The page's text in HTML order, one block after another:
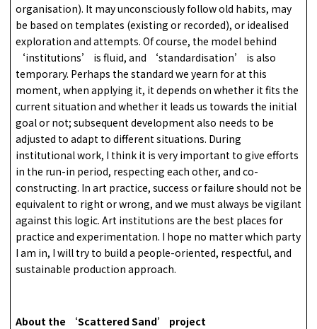
organisation). It may unconsciously follow old habits, may
be based on templates (existing or recorded), or idealised
exploration and attempts. Of course, the model behind
‘institutions’ is fluid, and ‘standardisation’ is also
temporary. Perhaps the standard we yearn for at this
moment, when applying it, it depends on whether it fits the
current situation and whether it leads us towards the initial
goal or not; subsequent development also needs to be
adjusted to adapt to different situations. During
institutional work, I think it is very important to give efforts
in the run-in period, respecting each other, and co-
constructing. In art practice, success or failure should not be
equivalent to right or wrong, and we must always be vigilant
against this logic. Art institutions are the best places for
practice and experimentation. I hope no matter which party
I am in, I will try to build a people-oriented, respectful, and
sustainable production approach.
About the ‘Scattered Sand’ project